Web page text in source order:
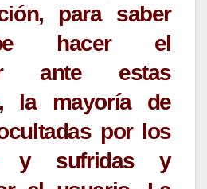
para saber
hacer el
ante estas
la mayoría de
por los
y sufridas y